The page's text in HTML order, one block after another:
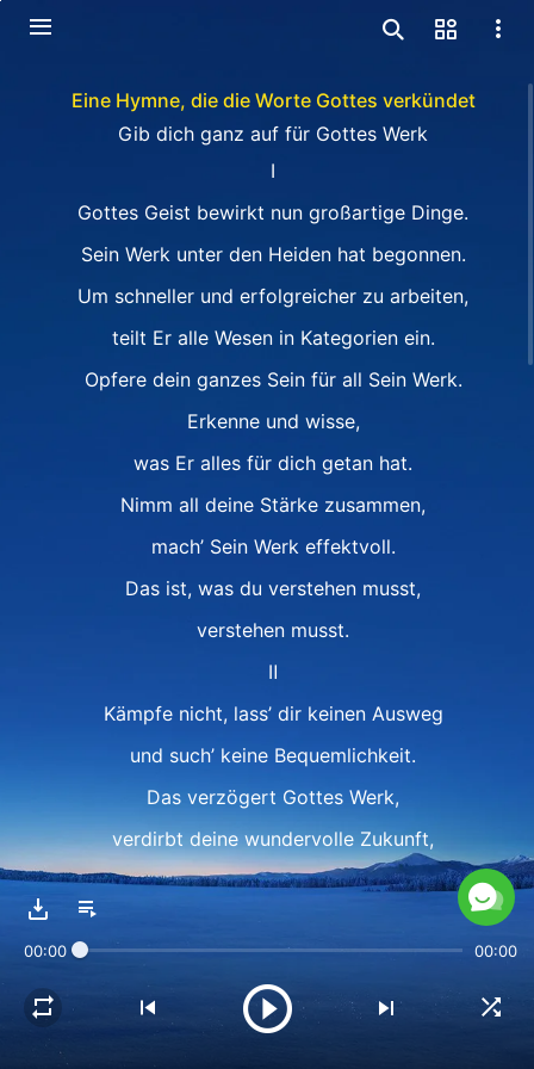
Eine Hymne, die die Worte Gottes verkündet
Gib dich ganz auf für Gottes Werk
Ⅰ
Gottes Geist bewirkt nun großartige Dinge.
Sein Werk unter den Heiden hat begonnen.
Um schneller und erfolgreicher zu arbeiten,
teilt Er alle Wesen in Kategorien ein.
Opfere dein ganzes Sein für all Sein Werk.
Erkenne und wisse,
was Er alles für dich getan hat.
Nimm all deine Stärke zusammen,
mach’ Sein Werk effektvoll.
Das ist, was du verstehen musst,
verstehen musst.
Ⅱ
Kämpfe nicht, lass’ dir keinen Ausweg
und such’ keine Bequemlichkeit.
Das verzögert Gottes Werk,
verdirbt deine wundervolle Zukunft,
bringt Zerstörung statt Schutz.
ist genau das, was deine Zukunft ruiniert.
00:00 00:00